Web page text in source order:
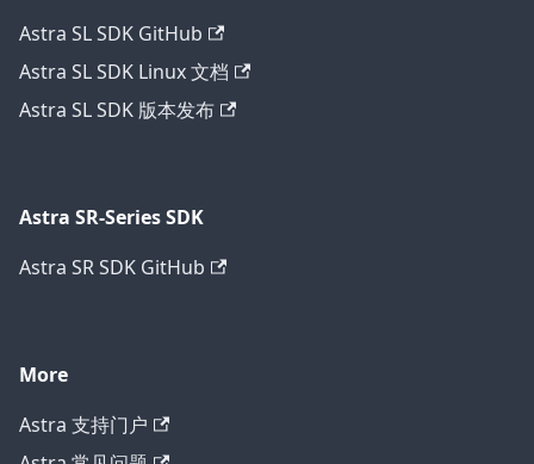
Astra SL SDK GitHub
Astra SL SDK Linux 文档
Astra SL SDK 版本发布
Astra SR-Series SDK
Astra SR SDK GitHub
More
Astra 支持门户